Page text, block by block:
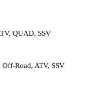
QUAD, SSV
Off-Road, ATV, SSV